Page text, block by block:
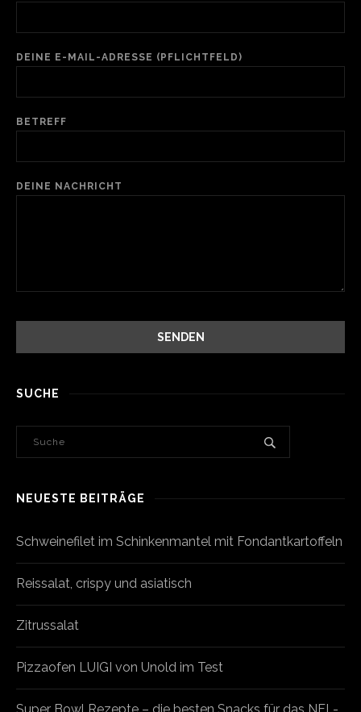
DEINE E-MAIL-ADRESSE (PFLICHTFELD)
BETREFF
DEINE NACHRICHT
SUCHE
NEUESTE BEITRÄGE
Schweinefilet im Schinkenmantel mit Fondantkartoffeln
Reissalat, crispy und asiatisch
Zitrussalat
Pizzaofen LUIGI von Unold im Test